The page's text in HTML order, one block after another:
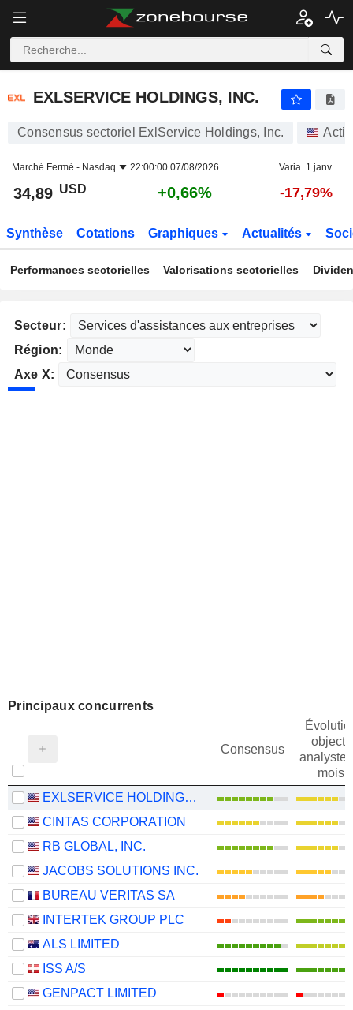
EXLSERVICE HOLDINGS, INC.
EXLSERVICE HOLDINGS, INC.
Consensus sectoriel ExlService Holdings, Inc.
Marché Fermé - Nasdaq 22:00:00 07/08/2026 Varia. 1 janv.
34,89 USD +0,66% -17,79%
Synthèse Cotations Graphiques Actualités
Performances sectorielles Valorisations sectorielles
Secteur:
Région:
Axe X:
Principaux concurrents
Consensus
objectif
mois
EXLSERVICE HOLDINGS, INC.
CINTAS CORPORATION
RB GLOBAL, INC.
JACOBS SOLUTIONS INC.
BUREAU VERITAS SA
INTERTEK GROUP PLC
ALS LIMITED
ISS A/S
GENPACT LIMITED